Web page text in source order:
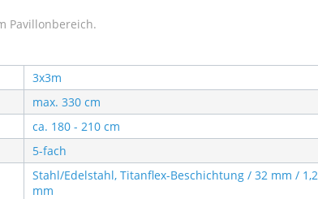
Pavillonbereich.
3x3m
max. 330 cm
ca. 180 - 210 cm
5-fach
Stahl/Edelstahl, Titanflex-Beschichtung / 32 mm / 1,2
mm